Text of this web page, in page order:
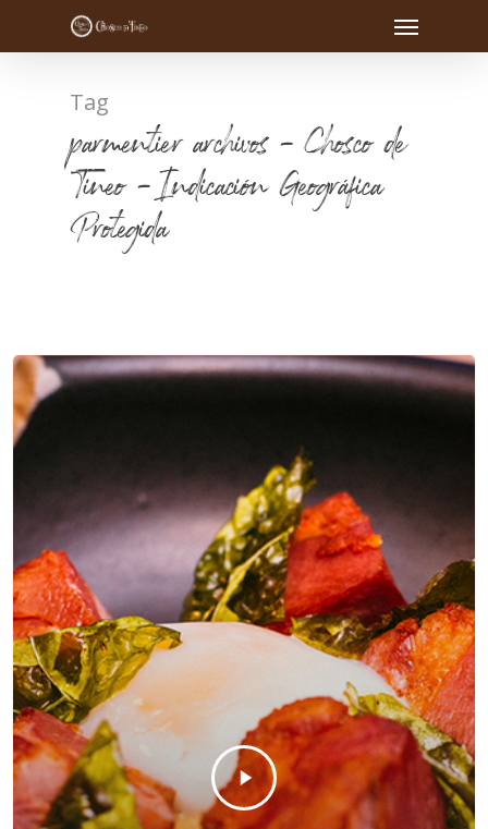
Tag
parmentier archivos - Chosco de
Tineo - Indicación Geográfica
Protegida